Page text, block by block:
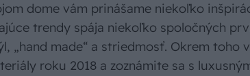
dome vám prinášame niekoľko
trendy spája niekoľko spoločných
„hand made“ a striedmosť. Okrem toho
roku 2018 a zoznámite sa s